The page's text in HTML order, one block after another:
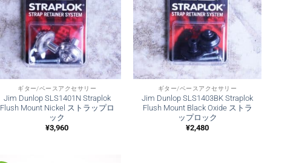
ギター/ベースアクセサリー
Jim Dunlop SLS1401N Straplok
Flush Mount Nickel ストラップロ
ック
¥3,960
ギター/ベースアクセサリー
Jim Dunlop SLS1403BK Straplok
Flush Mount Black Oxide ストラ
ップロック
¥2,480